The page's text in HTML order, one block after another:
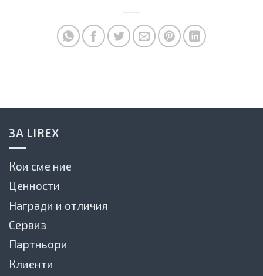
ЗА LIREX
Кои сме ние
Ценности
Награди и отличия
Сервиз
Партньори
Клиенти